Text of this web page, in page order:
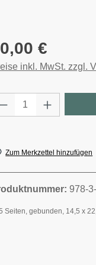
Preis:
€
inkl. MwSt. zzgl.
Zum Merkzettel hinzufügen
978-
Seiten, gebunden, 14,5 x